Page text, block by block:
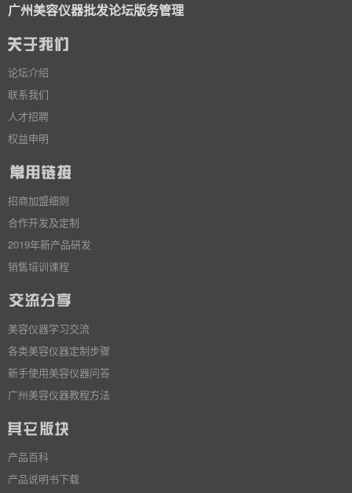
广州美容仪器批发论坛版务管理
论坛介绍
联系我们
人才招聘
权益申明
招商加盟细则
合作开发及定制
2019年新产品研发
销售培训课程
美容仪器学习交流
各类美容仪器定制步骤
新手使用美容仪器问答
广州美容仪器教程方法
产品百科
产品说明书下载